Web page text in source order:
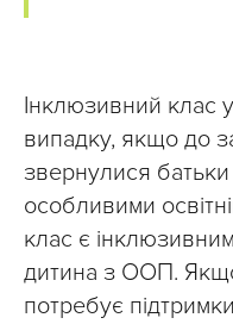
Інклюзивний клас
випадку, якщо до
звернулися
особливими
клас є
дитина з ООП.
потребує